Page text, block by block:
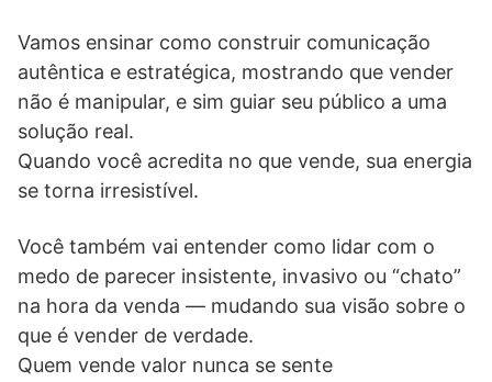
Vamos ensinar como construir comunicação
autêntica e estratégica, mostrando que vender
não é manipular, e sim guiar seu público a uma
solução real.
Quando você acredita no que vende, sua energia
se torna irresistível.
Você também vai entender como lidar com o
medo de parecer insistente, invasivo ou “chato”
na hora da venda — mudando sua visão sobre o
que é vender de verdade.
Quem vende valor nunca se sente